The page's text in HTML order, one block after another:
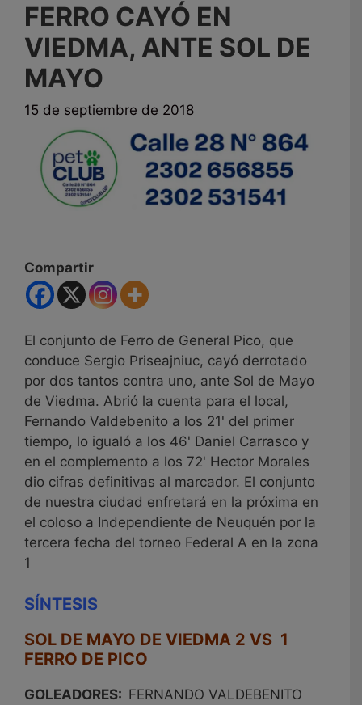
FERRO CAYÓ EN
VIEDMA, ANTE SOL DE
MAYO
15 de septiembre de 2018
Compartir
El conjunto de Ferro de General Pico, que
conduce Sergio Priseajniuc, cayó derrotado
por dos tantos contra uno, ante Sol de Mayo
de Viedma. Abrió la cuenta para el local,
Fernando Valdebenito a los 21' del primer
tiempo, lo igualó a los 46' Daniel Carrasco y
en el complemento a los 72' Hector Morales
dio cifras definitivas al marcador. El conjunto
de nuestra ciudad enfretará en la próxima en
el coloso a Independiente de Neuquén por la
tercera fecha del torneo Federal A en la zona
1
SÍNTESIS
SOL DE MAYO DE VIEDMA 2 VS 1
FERRO DE PICO
GOLEADORES: FERNANDO VALDEBENITO